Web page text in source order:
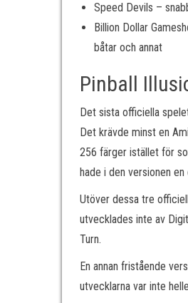
Speed Devils –
Billion Dollar
båtar och annat
Pinball
Det sista officiella
Det krävde minst en
256 färger istället för
hade i den versionen
Utöver dessa tre
utvecklades inte av
Turn.
En annan fristående
utvecklarna var inte